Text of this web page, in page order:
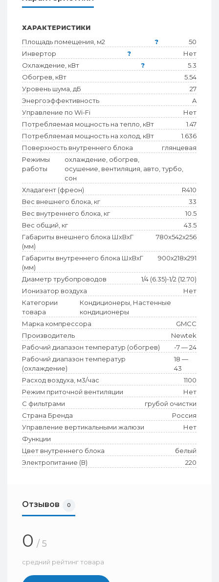
ХАРАКТЕРИСТИКИ
Площадь помещения, м2
?
50
Инвертор
?
Нет
Охлаждение, кВт
?
5.3
Обогрев, кВт
5.54
Уровень шума, дБ
27
Энергоэффективность
A
Управление по Wi-Fi
Нет
Потребляемая мощность на тепло, кВт
1.47
Потребляемая мощность на холод, кВт
1.636
Поверхность внутреннего блока
глянцевая
Режимы
работы
охлаждение, обогрев,
осушение, вентиляция, авто, турбо,
сон
Хладагент (фреон)
R410
Вес внешнего блока, кг
33
Вес внутреннего блока, кг
10.5
Вес общий, кг
43.5
Габариты внешнего блока ШхВхГ
(мм)
780x542x256
Габариты внутреннего блока ШхВхГ
(мм)
900x218x291
Диаметр трубопроводов
1/4 (6.35)-1/2 (12.70)
Ионизатор воздуха
Нет
Категории
товара
Кондиционеры, Настенные
кондиционеры
Марка компрессора
GMCC
Производитель
Newtek
Рабочий диапазон температур (обогрев)
-7 — 24
Рабочий диапазон температур
(охлаждение)
18 —
43
Расход воздуха, м3/час
1100
Режим приточной вентиляции
Нет
С фильтрами
грубой очистки
Страна Бренда
Россия
Управление вертикальными жалюзи
Нет
Функции
Цвет внутреннего блока
белый
Электропитание (В)
220
Отзывов 0
0 / 5
средний рейтинг товара